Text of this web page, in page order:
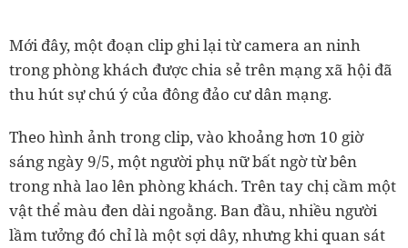
Mới đây, một đoạn clip ghi lại từ camera an ninh
trong phòng khách được chia sẻ trên mạng xã hội đã
thu hút sự chú ý của đông đảo cư dân mạng.
Theo hình ảnh trong clip, vào khoảng hơn 10 giờ
sáng ngày 9/5, một người phụ nữ bất ngờ từ bên
trong nhà lao lên phòng khách. Trên tay chị cầm một
vật thể màu đen dài ngoằng. Ban đầu, nhiều người
lầm tưởng đó chỉ là một sợi dây, nhưng khi quan sát